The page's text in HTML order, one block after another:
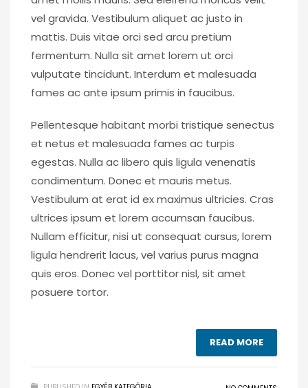
vel gravida. Vestibulum aliquet ac justo in
mattis. Duis vitae orci sed arcu pretium
fermentum. Nulla sit amet lorem ut orci
vulputate tincidunt. Interdum et malesuada
fames ac ante ipsum primis in faucibus.
Pellentesque habitant morbi tristique senectus
et netus et malesuada fames ac turpis
egestas. Nulla ac libero quis ligula venenatis
condimentum. Donec et mauris metus.
Vestibulum at erat id ex maximus ultricies. Cras
ultrices ipsum et lorem accumsan faucibus.
Nullam efficitur, nisi ut consequat cursus, lorem
ligula hendrerit lacus, vel varius purus magna
quis eros. Donec vel porttitor nisl, sit amet
posuere tortor.
READ MORE